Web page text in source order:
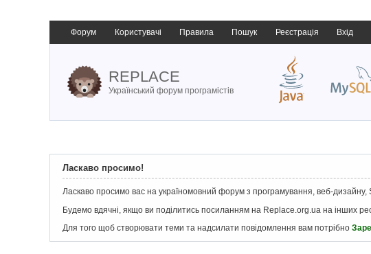
Форум Користувачі Правила Пошук Реєстрація Вхід
REPLACE
Український форум програмістів
Ласкаво просимо!
Ласкаво просимо вас на україномовний форум з програмування, веб-
Будемо вдячні, якщо ви поділитись посиланням на Replace.org.ua на інших
Для того щоб створювати теми та надсилати повідомлення вам потрібно